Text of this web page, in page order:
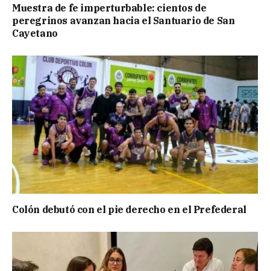
Muestra de fe imperturbable: cientos de
peregrinos avanzan hacia el Santuario de San
Cayetano
Colón debutó con el pie derecho en el Prefederal